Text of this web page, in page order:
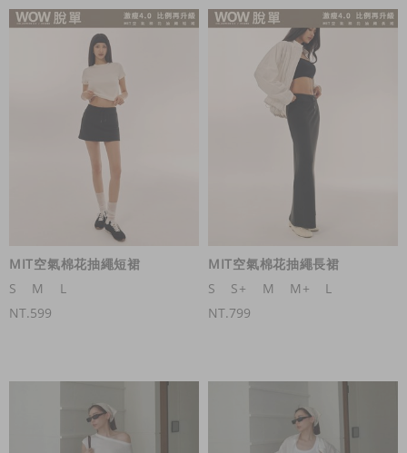
MIT空氣棉花抽繩短裙
S
M
L
NT.599
MIT空氣棉花抽繩長裙
S
S+ M M+
L
NT.799